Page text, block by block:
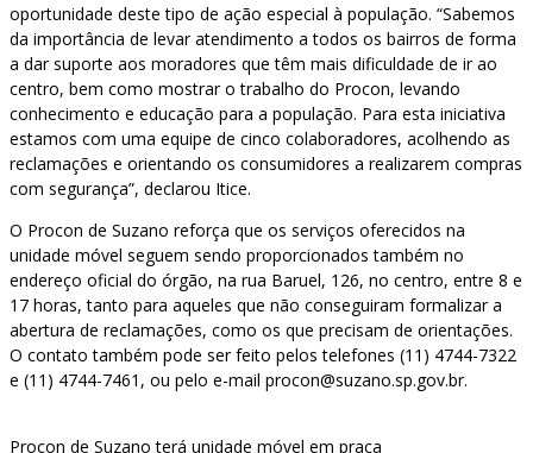
oportunidade deste tipo de ação especial à população. “Sabemos
da importância de levar atendimento a todos os bairros de forma
a dar suporte aos moradores que têm mais dificuldade de ir ao
centro, bem como mostrar o trabalho do Procon, levando
conhecimento e educação para a população. Para esta iniciativa
estamos com uma equipe de cinco colaboradores, acolhendo as
reclamações e orientando os consumidores a realizarem compras
com segurança”, declarou Itice.
O Procon de Suzano reforça que os serviços oferecidos na
unidade móvel seguem sendo proporcionados também no
endereço oficial do órgão, na rua Baruel, 126, no centro, entre 8 e
17 horas, tanto para aqueles que não conseguiram formalizar a
abertura de reclamações, como os que precisam de orientações.
O contato também pode ser feito pelos telefones (11) 4744-7322
e (11) 4744-7461, ou pelo e-mail procon@suzano.sp.gov.br.
Procon de Suzano terá unidade móvel em praça